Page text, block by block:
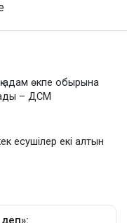
адам өкпе обырына
– ДСМ
есушілер екі алтын